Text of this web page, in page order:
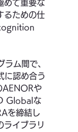
めて重要な
るための仕
ム間で、
に認め合う
AENORや
Globalな
を締結し
ライブラリ